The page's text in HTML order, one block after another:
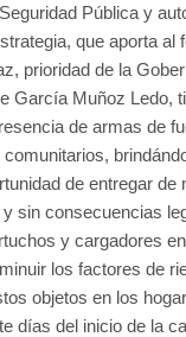
Pública y
que aporta al
prioridad de la
García Muñoz Ledo,
de armas de
de entregar de
sin consecuencias
y cargadores
los factores de
objetos en los
días del inicio de la